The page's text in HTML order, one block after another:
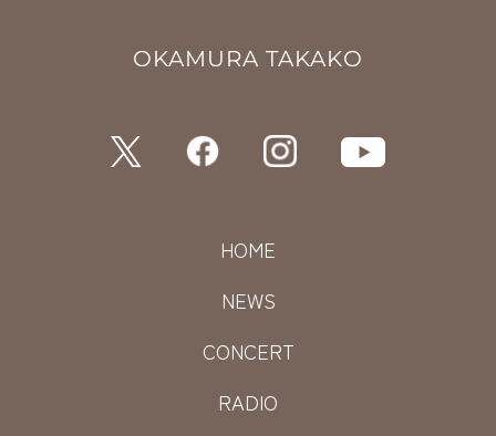
OKAMURA TAKAKO
HOME
NEWS
CONCERT
RADIO